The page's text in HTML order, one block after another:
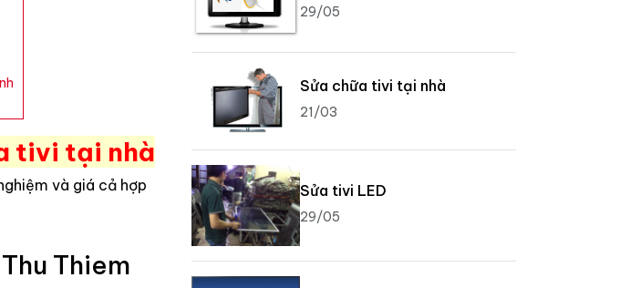
tivi tại nhà
và giá cả hợp
Thiem
29/05
Sửa chữa tivi tại nhà
21/03
Sửa tivi LED
29/05